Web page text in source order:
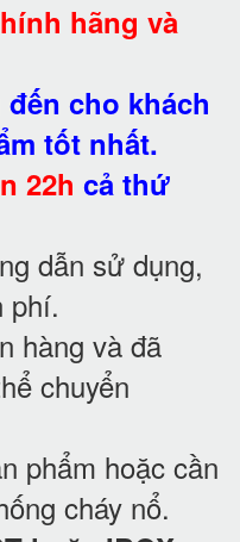
hãng và
cho khách
tốt nhất.
22h cả thứ
dẫn sử dụng,
phí.
hàng và đã
chuyển
phẩm hoặc cần
cháy nổ.